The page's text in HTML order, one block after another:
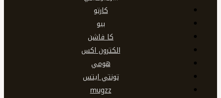
كارتو
بيو
كا فاشن
الكترون اكس
هومي
تونتي ايتس
mugzz